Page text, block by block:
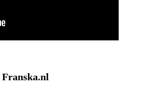
Franska.nl